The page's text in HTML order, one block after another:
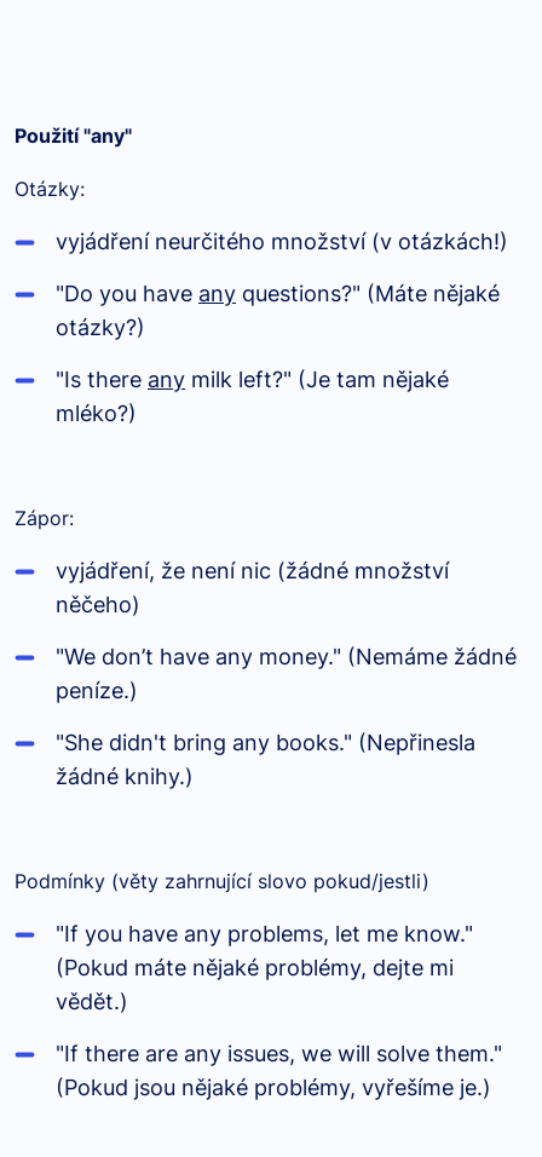
Použití "any"
Otázky:
vyjádření neurčitého množství (v otázkách!)
"Do you have any questions?" (Máte nějaké
otázky?)
"Is there any milk left?" (Je tam nějaké
mléko?)
Zápor:
vyjádření, že není nic (žádné množství
něčeho)
"We don’t have any money." (Nemáme žádné
peníze.)
"She didn't bring any books." (Nepřinesla
žádné knihy.)
Podmínky (věty zahrnující slovo pokud/jestli)
"If you have any problems, let me know."
(Pokud máte nějaké problémy, dejte mi
vědět.)
"If there are any issues, we will solve them."
(Pokud jsou nějaké problémy, vyřešíme je.)